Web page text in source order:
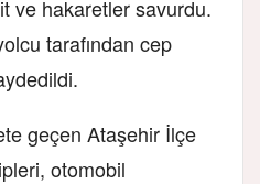
ve hakaretler savurdu.
tarafından cep
geçen Ataşehir İlçe
otomobil